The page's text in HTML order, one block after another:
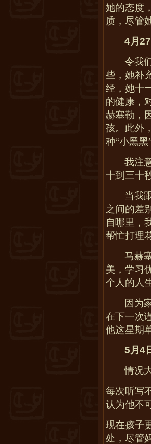
她的态度
质，尽管
4月27
令我
些，她补
经，她十
的健康，
赫塞勒，
孩。此外
种“小黑黑
我注
十到三十
当我
之间的差
自哪里，
帮忙打理
马赫
美，学习
个人的人
因为
在下一次
他这星期
5月4
情况
每次听写
认为他不
现在孩子
处，尽管